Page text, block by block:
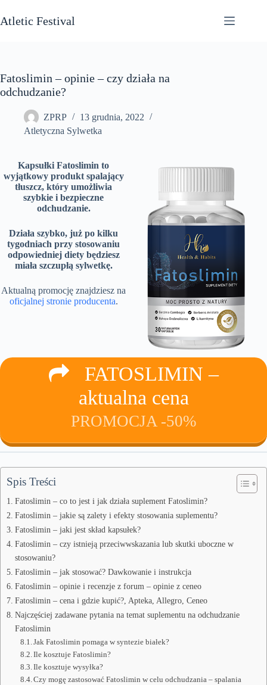
do
treści
Atletic Festival
Fatoslimin – opinie – czy działa na
odchudzanie?
ZPRP
13 grudnia, 2022
Atletyczna Sylwetka
Kapsułki Fatoslimin to
wyjątkowy produkt spalający
tłuszcz, który umożliwia
szybkie i bezpieczne
odchudzanie.
Działa szybko, już po kilku
tygodniach przy stosowaniu
odpowiedniej diety będziesz
miała szczupłą sylwetkę.
Aktualną promocję znajdziesz na
oficjalnej stronie producenta.
FATOSLIMIN –
aktualna cena
PROMOCJA -50%
Spis Treści
Fatoslimin – co to jest i jak działa suplement Fatoslimin?
Fatoslimin – jakie są zalety i efekty stosowania suplementu?
Fatoslimin – jaki jest skład kapsułek?
Fatoslimin – czy istnieją przeciwwskazania lub skutki uboczne w
stosowaniu?
Fatoslimin – jak stosować? Dawkowanie i instrukcja
Fatoslimin – opinie i recenzje z forum – opinie z ceneo
Fatoslimin – cena i gdzie kupić?, Apteka, Allegro, Ceneo
Najczęściej zadawane pytania na temat suplementu na odchudzanie
Fatoslimin
Jak Fatoslimin pomaga w syntezie białek?
Ile kosztuje Fatoslimin?
Ile kosztuje wysyłka?
Czy mogę zastosować Fatoslimin w celu odchudzania – spalania